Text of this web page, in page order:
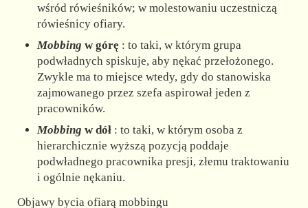
wśród rówieśników; w molestowaniu uczestniczą
rówieśnicy ofiary.
Mobbing w górę : to taki, w którym grupa
podwładnych spiskuje, aby nękać przełożonego.
Zwykle ma to miejsce wtedy, gdy do stanowiska
zajmowanego przez szefa aspirował jeden z
pracowników.
Mobbing w dół : to taki, w którym osoba z
hierarchicznie wyższą pozycją poddaje
podwładnego pracownika presji, złemu traktowaniu
i ogólnie nękaniu.
Objawy bycia ofiarą mobbingu